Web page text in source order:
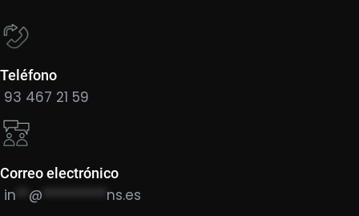
Teléfono
93 467 21 59
Correo electrónico
in @ ********** ns.es